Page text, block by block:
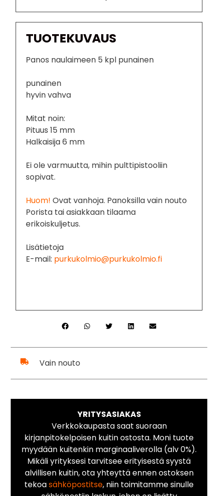
TUOTEKUVAUS
Panos naulaimeen 5 kpl punainen
punainen
hyvin vahva
Mitat noin:
Pituus 15 mm
Halkaisija 6 mm
Ei ole varmuutta, mihin pulttipistooliin
sopivat.
Huom! Ovat vanhoja. Panoksilla vain nouto
Porista tai asiakkaan tilaama
erikoiskuljetus.
Lisätietoja
E-mail: purkukolmio@purkukolmio.fi
Vain nouto
YRITYSASIAKAS
Verkkokaupasta saat suoraan
kirjanpitokelpoisen kuitin ostosta. Moni tuote
myydään kuitenkin marginaaliverolla (alv 0%).
Mikäli yrityksesi tarvitsee erityisestä syystä
alvillisen kuitin, ota yhteyttä ennen ostoksen
tekoasähköpostitse, niin toimitamme sinulle